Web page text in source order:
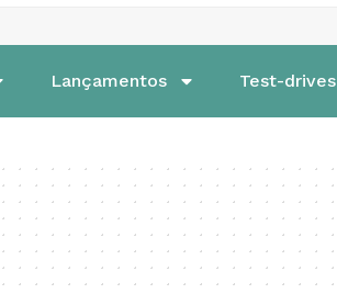
Lançamentos Test-drives